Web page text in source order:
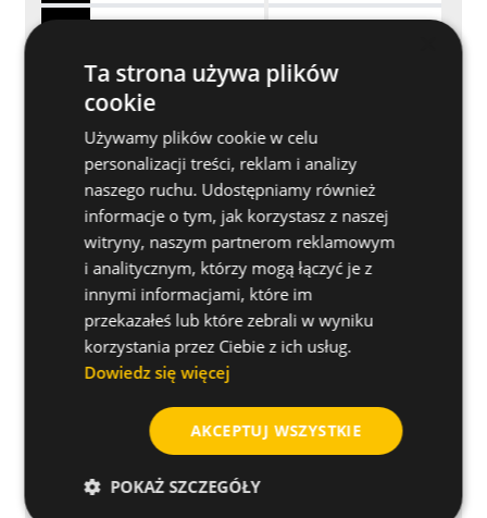
176365CCT
176450CCT
188760CCT
190810CCT
1126530CCT
11261030CCT
Kolor naturalny
Kolor naturalny
Kolor naturalny
Kolor naturalny
Ta strona używa plików
cookie
Używamy plików cookie w celu
personalizacji treści, reklam i analizy
naszego ruchu. Udostępniamy również
informacje o tym, jak korzystasz z naszej
witryny, naszym partnerom reklamowym
i analitycznym, którzy mogą łączyć je z
innymi informacjami, które im
przekazałeś lub które zebrali w wyniku
korzystania przez Ciebie z ich usług.
Dowiedz się więcej
AKCEPTUJ WSZYSTKIE
POKAŻ SZCZEGÓŁY